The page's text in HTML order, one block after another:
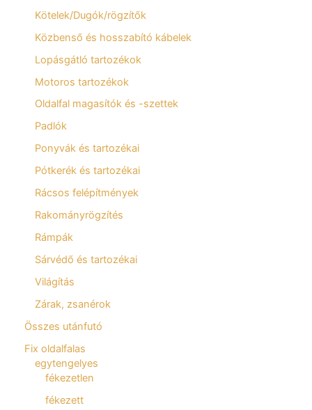
Kötelek/Dugók/rögzítők
Közbenső és hosszabító kábelek
Lopásgátló tartozékok
Motoros tartozékok
Oldalfal magasítók és -szettek
Padlók
Ponyvák és tartozékai
Pótkerék és tartozékai
Rácsos felépítmények
Rakományrögzítés
Rámpák
Sárvédő és tartozékai
Világítás
Zárak, zsanérok
Összes utánfutó
Fix oldalfalas
egytengelyes
fékezetlen
fékezett